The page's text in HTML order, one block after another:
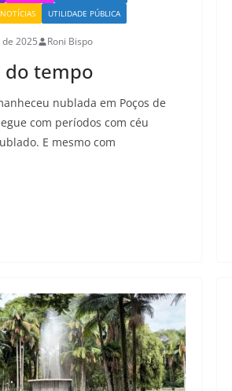
NOTÍCIAS UTILIDADE PÚBLICA
2025 Roni Bispo
do tempo
nublada em Poços de
com períodos com céu
E mesmo com